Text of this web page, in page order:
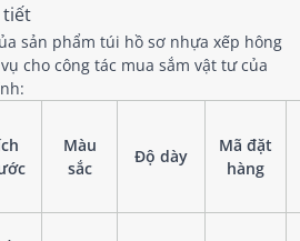
tiết
sản phẩm túi hồ sơ nhựa xếp hông
cho công tác mua sắm vật tư của
Màu
sắc
Độ dày
Mã đặt
hàng